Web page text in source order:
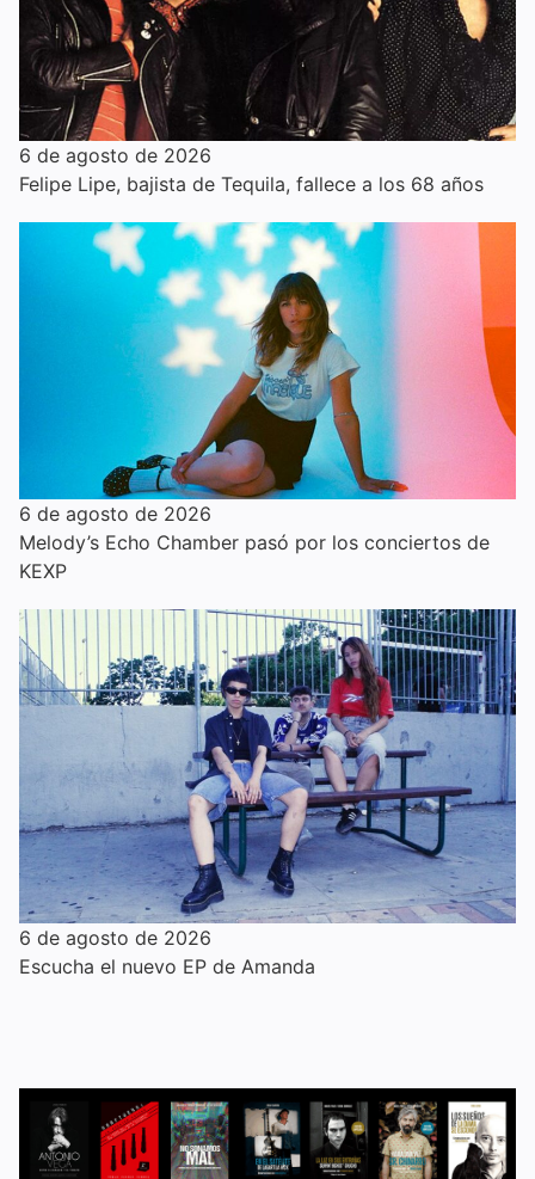
6 de agosto de 2026
Felipe Lipe, bajista de Tequila, fallece a los 68 años
6 de agosto de 2026
Melody’s Echo Chamber pasó por los conciertos de
KEXP
6 de agosto de 2026
Escucha el nuevo EP de Amanda